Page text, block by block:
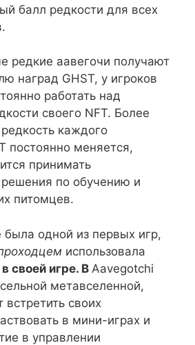
балл редкости для всех
редкие аавегочи получают
наград GHST, у игроков
работать над
своего NFT. Более
каждого
постоянно меняется,
принимать
решения по обучению и
питомцев.
была одной из первых игр,
использовала
в своей игре. В Aavegotchi
метавселенной,
встретить своих
в мини-играх и
в управлении